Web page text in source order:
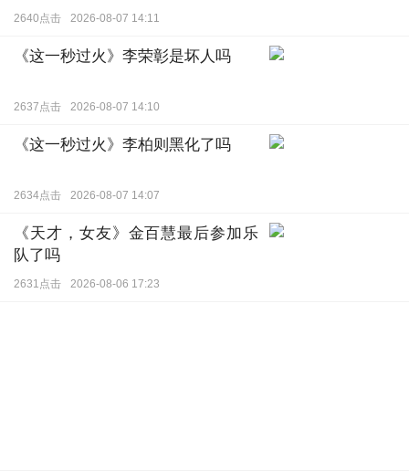
2640点击 2026-08-07 14:11
《这一秒过火》李荣彰是坏人吗
2637点击 2026-08-07 14:10
《这一秒过火》李柏则黑化了吗
2634点击 2026-08-07 14:07
《天才，女友》金百慧最后参加乐
队了吗
2631点击 2026-08-06 17:23